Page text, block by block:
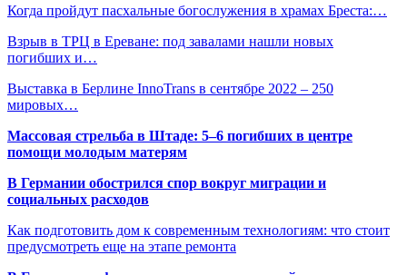
Когда пройдут пасхальные богослужения в храмах Бреста:…
Взрыв в ТРЦ в Ереване: под завалами нашли новых
погибших и…
Выставка в Берлине InnoTrans в сентябре 2022 – 250
мировых…
Массовая стрельба в Штаде: 5–6 погибших в центре
помощи молодым матерям
В Германии обострился спор вокруг миграции и
социальных расходов
Как подготовить дом к современным технологиям: что стоит
предусмотреть еще на этапе ремонта